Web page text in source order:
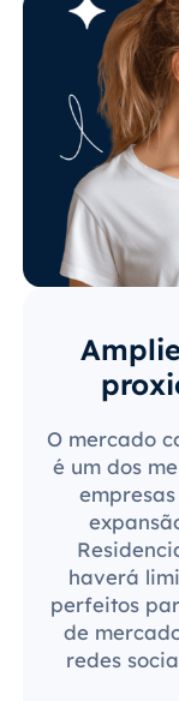
O mercado
é um dos
haverá
perfeitos
de
redes